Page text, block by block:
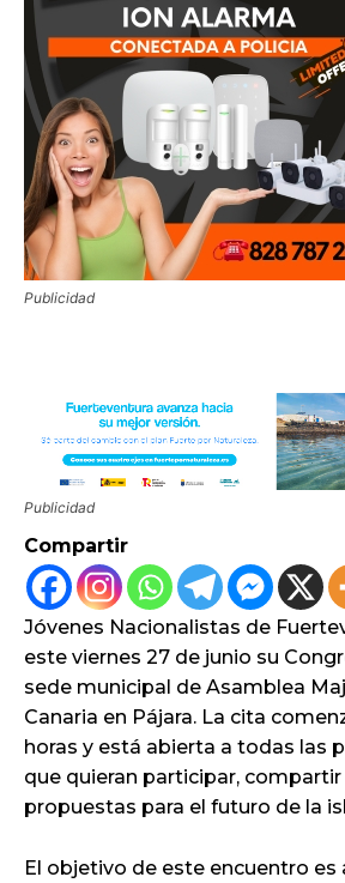
Publicidad
Publicidad
Compartir
Jóvenes Nacionalistas de
este viernes 27 de junio su
sede municipal de Asamblea
Canaria en Pájara. La cita
horas y está abierta a todas las
que quieran participar,
propuestas para el futuro de la
El objetivo de este encuentro es